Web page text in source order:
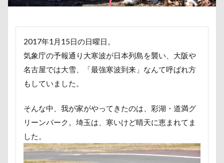
2017年1月15日の日曜日。
気象庁の予報通り大寒波が日本列島を襲い、大阪や
名古屋では大雪、「最強寒波到来」なんて呼ばれ方
もしていました。
そんな中、我が家がやってきたのは、彩湖・道満グ
リーンパーク。埼玉は、寒いけど晴天に恵まれてま
した。
三井アウトレットパーク
万座毛
万が一の備え
ヴィーナスフォート
中島フィールズ
中瀬公園
來夢（らいむ）ちゃん
作品レビューコメント
体重 体調不良
串カツ田中 北千住店
人形
人をダメにするクッショ
二等辺三角形
二度寝 予定 乳歯
同胎兄弟
寝起き 寝相 寝床 寝坊助